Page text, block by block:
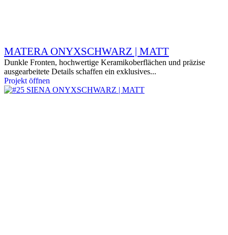
MATERA ONYXSCHWARZ | MATT
Dunkle Fronten, hochwertige Keramikoberflächen und präzise
ausgearbeitete Details schaffen ein exklusives...
Projekt öffnen